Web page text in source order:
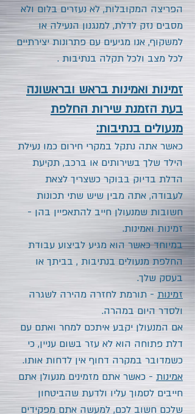
הפריצה המקובלות, לא נעזרים בלום ולא
מסבים נזק לדלת, למנגנון הנעילה או
למשקוף, אנו מגיעים עם פתרונות יצירתיים
לכל מצב ולכל תקלה בנתיבות.
זמינות ואמינות בראש ובראשונה
בעת הזמנת שירות החלפת
מנעולים בנתיבות:
כאשר אתה נתקל במקרי חירום כמו נעילת
הילד שלך בשירותים או ברכב, תקיעת
הדלת בדיוק בבוקר כשצריך לצאת
לעבודה, אתה מבין שיש שתי תכונות
חשובות שמנעולן חייב להתאפיין בהן -
זמינות ואמינות.
במיוחד כאשר הוא מגיע לביצוע עבודת
החלפת מנעולים בנתיבות , בביתך או
בעסק שלך.
זמינות - תורמת לחזרה מהירה לשגרה
ולסדר היום במהרה.
אם המנעולן יקבע איתכם למחר ואתם עם
דלת פתוחה הוא לא עזר בשום עניין, כי
כשמדובר במקרה דחוף אין לדחות אותו.
אמינות - כאשר אתם מזמינים מנעולן אתם
חייבים לסמוך עליו ולדעת שהביטחון
שלכם חשוב לכם, למעשה אתם מפקידים